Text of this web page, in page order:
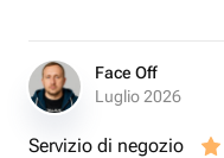
Face Off
Luglio 2026
Servizio di negozio